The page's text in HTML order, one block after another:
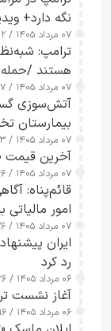
نگه دارد+
۰۷ مرداد ۱۴۰۵ / ۱۷:۰۲
ترامپ:
هستند /حمله
۰۷ مرداد ۱۴۰۵ / ۱۴:۲۷
آتش‌سوزی
بیمارستان
۰۷ مرداد ۱۴۰۵ / ۱۳:۰۳
آخرین قیمت طلا،
۰۷ مرداد ۱۴۰۵ / ۱۱:۴۶
قائم‌پناه:
امور مالیاتی
۰۷ مرداد ۱۴۰۵ / ۰۹:۲۶
ایران
رد کرد
۰۶ مرداد ۱۴۰۵ / ۱۹:۲۶
آغاز نشست
۰۶ مرداد ۱۴۰۵ / ۱۹:۱۶